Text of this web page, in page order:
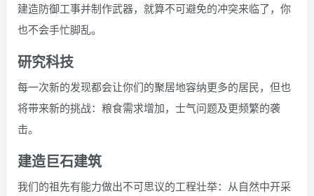
建造防御工事并制作武器，就算不可避免的冲突来临了，你
也不会手忙脚乱。
研究科技
每一次新的发现都会让你们的聚居地容纳更多的居民，但也
将带来新的挑战：粮食需求增加，士气问题及更频繁的袭
击。
建造巨石建筑
我们的祖先有能力做出不可思议的工程壮举：从自然中开采